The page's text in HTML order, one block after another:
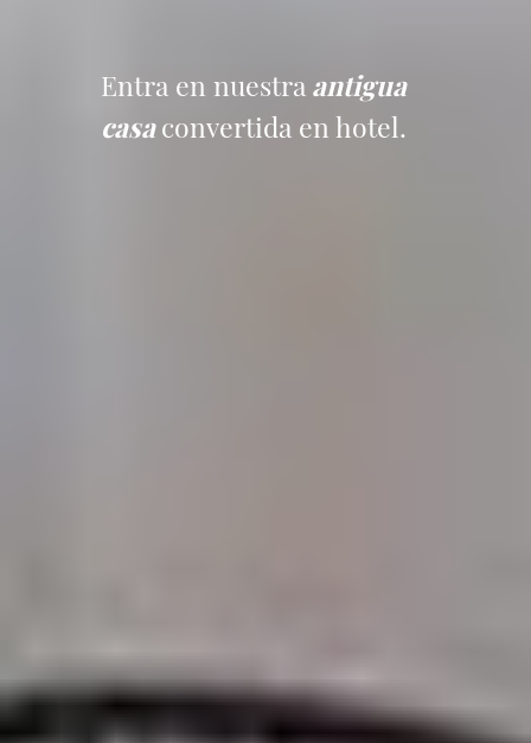
Entra en nuestra antigua
casaconvertida en hotel.